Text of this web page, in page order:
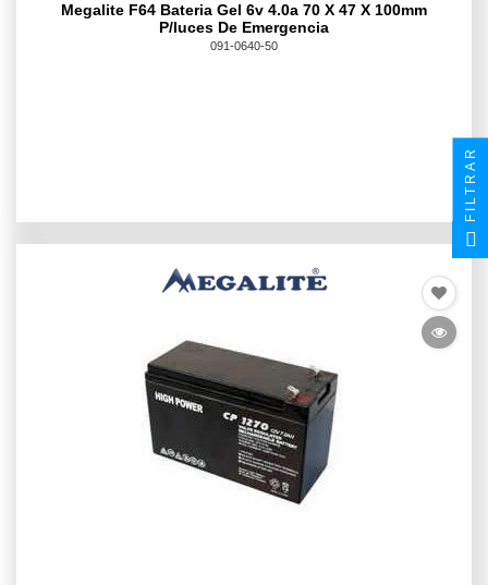
Megalite F64 Bateria Gel 6v 4.0a 70 X 47 X 100mm
P/luces De Emergencia
091-0640-50
FILTRAR